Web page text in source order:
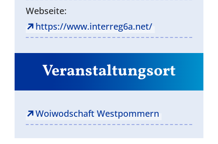
Webseite:
https://www.interreg6a.net/
Veranstaltungsort
Woiwodschaft Westpommern